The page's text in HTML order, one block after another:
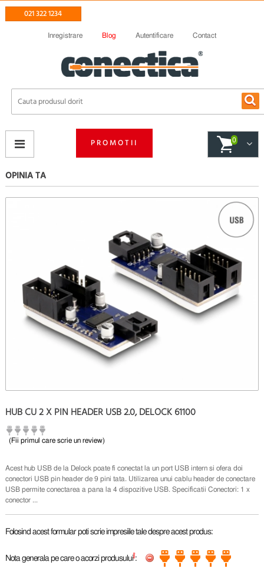
021 322 1234
Inregistrare Blog Autentificare Contact
PROMOTII 0
OPINIA TA
HUB CU 2 X PIN HEADER USB 2.0, DELOCK 61100
(Fii primul care scrie un review)
Acest hub USB de la Delock poate fi conectat la un port USB intern si ofera doi
conectori USB pin header de 9 pini tata. Utilizarea unui cablu header de conectare
USB permite conectarea a pana la 4 dispozitive USB. Specificatii Conectori: 1 x
conector ...
Folosind acest formular poti scrie impresiile tale despre acest produs:
Nota generala pe care o acorzi produsului* :